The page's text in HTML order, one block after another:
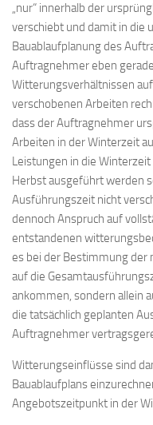
„nur“ innerhalb der
verschiebt und damit in die
Bauablaufplanung des
Auftragnehmer eben
Witterungsverhältnissen
verschobenen Arbeiten
dass der Auftragnehmer
Arbeiten in der Winterzeit
Leistungen in die
Herbst ausgeführt werden
Ausführungszeit nicht
dennoch Anspruch auf
entstandenen
es bei der Bestimmung der
auf die
ankommen, sondern allein
die tatsächlich geplanten
Auftragnehmer
Witterungseinflüsse sind
Bauablaufplans
Angebotszeitpunkt in der